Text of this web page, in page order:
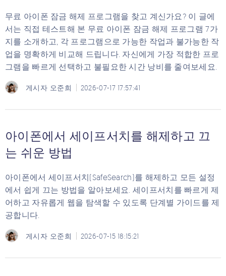
무료 아이폰 잠금 해제 프로그램을 찾고 계신가요? 이 글에
서는 직접 테스트해 본 무료 아이폰 잠금 해제 프로그램 7가
지를 소개하고, 각 프로그램으로 가능한 작업과 불가능한 작
업을 명확하게 비교해 드립니다. 자신에게 가장 적합한 프로
그램을 빠르게 선택하고 불필요한 시간 낭비를 줄여보세요.
게시자 오준희 2026-07-17 17:57:41
아이폰에서 세이프서치를 해제하고 끄
는 쉬운 방법
아이폰에서 세이프서치(SafeSearch)를 해제하고 모든 설정
에서 쉽게 끄는 방법을 알아보세요. 세이프서치를 빠르게 제
어하고 자유롭게 웹을 탐색할 수 있도록 단계별 가이드를 제
공합니다.
게시자 오준희 2026-07-15 18:15:21